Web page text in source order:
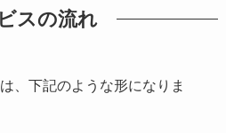
スの流れ
、下記のような形になりま